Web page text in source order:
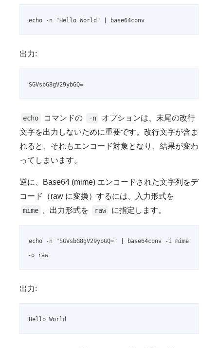
echo -n "Hello World" | base64conv
出力:
SGVsbG8gV29ybGQ=
echo コマンドの -n
オプションは、末尾の改行
文字を出力しないために重要です。改行文字が含ま
れると、それもエンコード対象となり、結果が変わ
ってしまいます。
逆に、Base64 (mime) エンコードされた文字列をデ
コード（raw に変換）するには、入力形式を
mime 、出力形式を raw に指定します。
echo -n "SGVsbG8gV29ybGQ=" | base64conv -i mime
-o raw
出力:
Hello World